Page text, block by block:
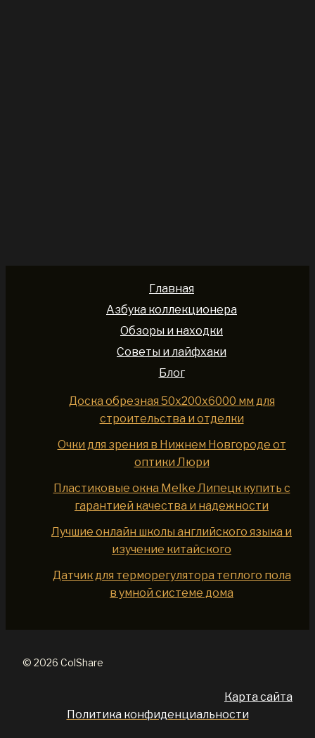
Главная
Азбука коллекционера
Обзоры и находки
Советы и лайфхаки
Блог
Доска обрезная 50x200x6000 мм для
строительства и отделки
Очки для зрения в Нижнем Новгороде от
оптики Люри
Пластиковые окна Melke Липецк купить с
гарантией качества и надежности
Лучшие онлайн школы английского языка и
изучение китайского
Датчик для терморегулятора теплого пола
в умной системе дома
© 2026 ColShare
Карта сайта
Политика конфиденциальности